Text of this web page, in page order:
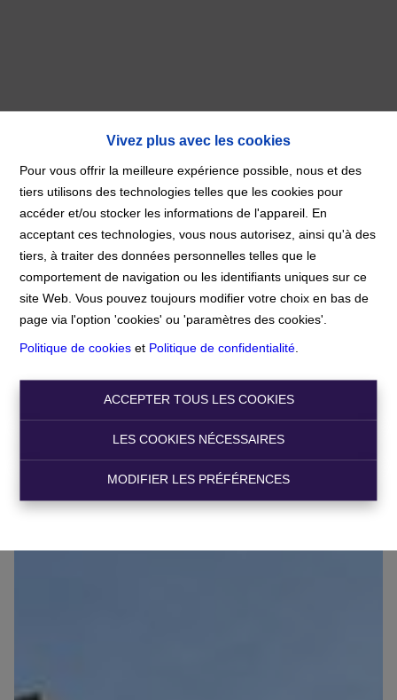
Vivez plus avec les cookies
Pour vous offrir la meilleure expérience possible, nous et des
tiers utilisons des technologies telles que les cookies pour
accéder et/ou stocker les informations de l'appareil. En
acceptant ces technologies, vous nous autorisez, ainsi qu'à des
tiers, à traiter des données personnelles telles que le
comportement de navigation ou les identifiants uniques sur ce
site Web. Vous pouvez toujours modifier votre choix en bas de
page via l'option 'cookies' ou 'paramètres des cookies'.
Politique de cookies et Politique de confidentialité
ACCEPTER TOUS LES COOKIES
LES COOKIES NÉCESSAIRES
MODIFIER LES PRÉFÉRENCES
***SOUS COMPROMIS***
Accueil À Vendre
***SOUS
COMPROMIS***
Route de Mons 253, 7131 Waudrez Ref: 350
€ 255.000